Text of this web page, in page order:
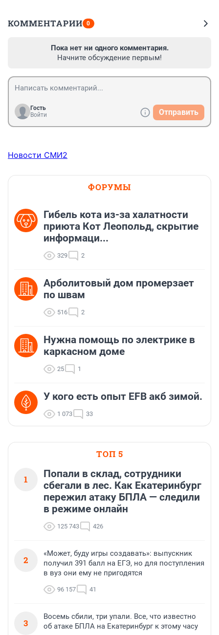
КОММЕНТАРИИ 0
Пока нет ни одного комментария.
Начните обсуждение первым!
Гость
Войти
Отправить
Новости СМИ2
ФОРУМЫ
Гибель кота из-за халатности
приюта Кот Леопольд, скрытиe
информаци...
329 2
Арболитовый дом промерзает
по швам
516 2
Нужна помощь по электрике в
каркасном доме
25 1
У кого есть опыт EFB акб зимой.
1 073 33
ТОП 5
1
Попали в склад, сотрудники
сбегали в лес. Как Екатеринбург
пережил атаку БПЛА — следили
в режиме онлайн
125 743 426
2
«Может, буду игры создавать»: выпускник
получил 391 балл на ЕГЭ, но для поступления
в вуз они ему не пригодятся
96 157 41
3
Восемь сбили, три упали. Все, что известно
об атаке БПЛА на Екатеринбург к этому часу